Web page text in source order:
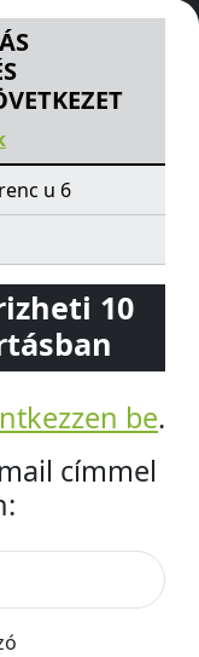
FENNTARTO
u 6
10
be.
címmel